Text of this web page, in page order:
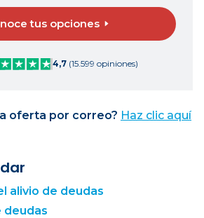
tus opciones
4,7 (15.599 opiniones)
oferta por correo? Haz clic aquí
alivio de deudas
deudas